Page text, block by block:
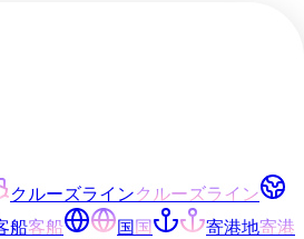
クルーズラインクルーズライン
船客船 国国 寄港地寄港